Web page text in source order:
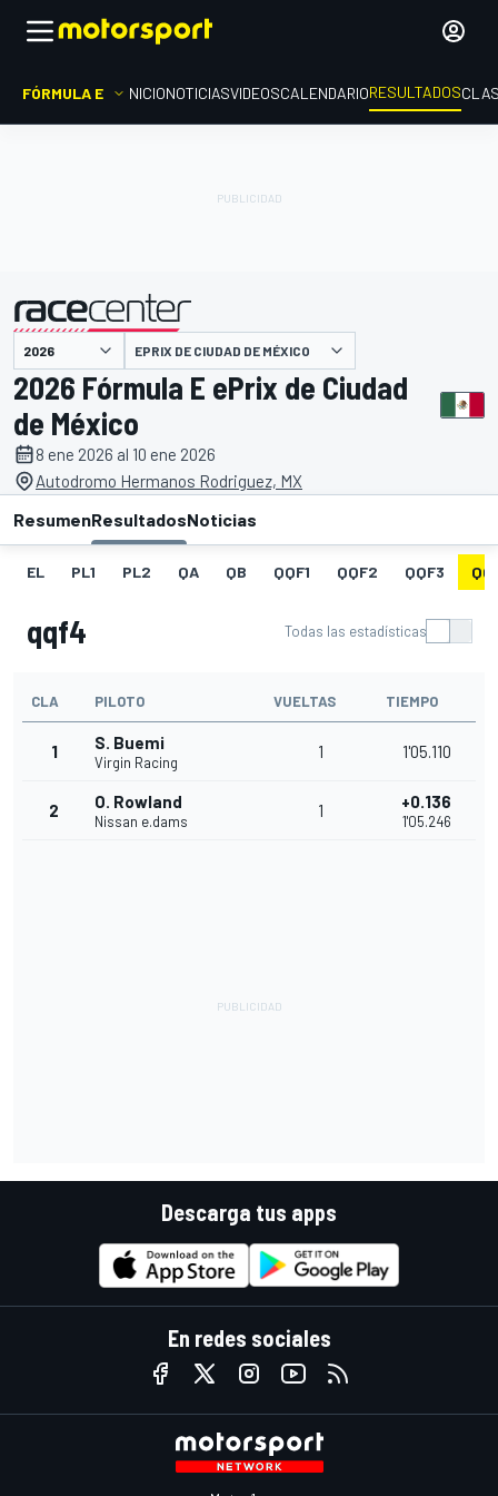
FÓRMULA E INICIONOTICIASVIDEOSCALENDARIORESULTADOS
presentado por EPRIX DE CIUDAD DE MÉXICO
2026 Fórmula E ePrix de Ciudad
de México
8 ene 2026 al 10 ene 2026
Autodromo Hermanos Rodriguez, MX
ResumenResultadosNoticias
EL PL1 PL2 QA QB QQF1 QQF2 QQF3
qqf4 Todas las estadísticas
CLA PILOTO VUELTAS TIEMPO
1 S. Buemi
Virgin Racing
1 1'05.110
2 O. Rowland
Nissan e.dams
1 +0.136
1'05.246
Descarga tus apps
En redes sociales